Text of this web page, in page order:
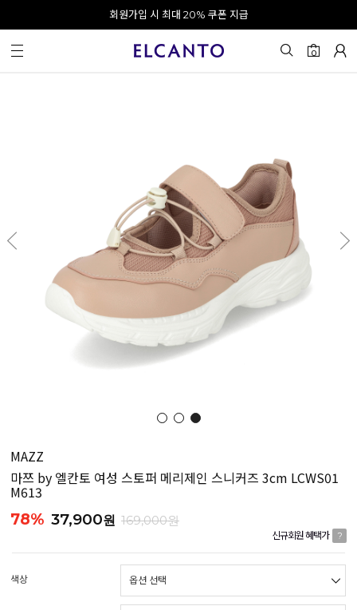
오전 10시 이전 결제 완료 시 오늘 출발!
회원가입 시 최대 20% 쿠폰 지급
카카오 채널 추가 시 10% 쿠폰 증정
0
MAZZ
마쯔 by 엘칸토 여성 스토퍼 메리제인 스니커즈 3cm LCWS01
M613
78% 37,900원 169,000원
신규회원 혜택가 ?
색상